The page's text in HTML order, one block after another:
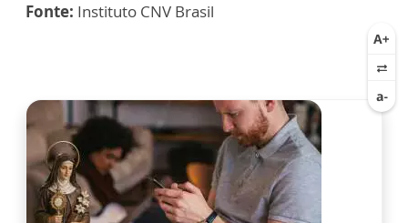
Fonte: Instituto CNV Brasil